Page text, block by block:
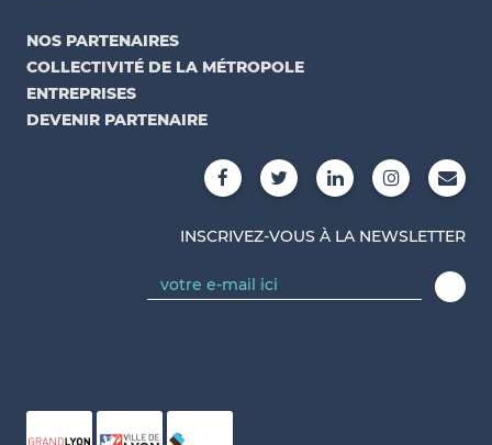
NOS PARTENAIRES
COLLECTIVITÉ DE LA MÉTROPOLE
ENTREPRISES
DEVENIR PARTENAIRE
INSCRIVEZ-VOUS À LA NEWSLETTER